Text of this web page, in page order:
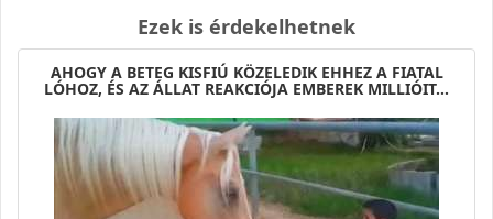
Ezek is érdekelhetnek
AHOGY A BETEG KISFIÚ KÖZELEDIK EHHEZ A FIATAL
LÓHOZ, ÉS AZ ÁLLAT REAKCIÓJA EMBEREK MILLIÓIT…